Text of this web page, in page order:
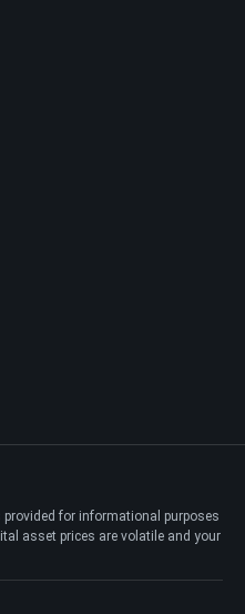
for informational purposes
asset prices are volatile and your